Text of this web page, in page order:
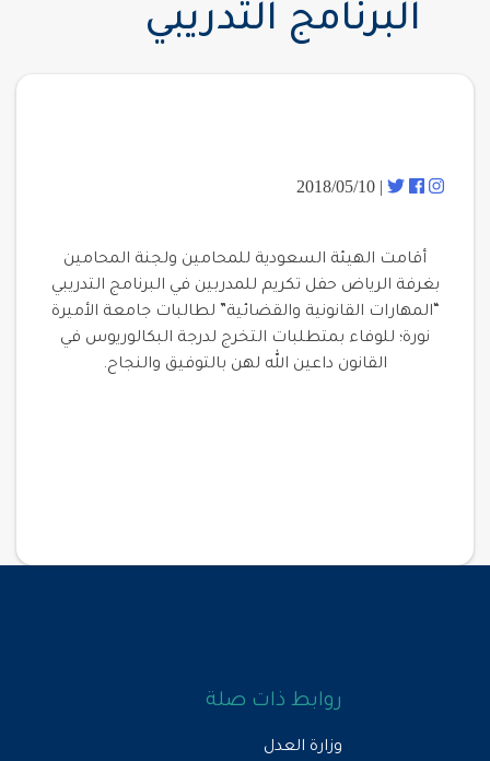
البرنامج التدريبي
| 2018/05/10
أقامت الهيئة السعودية للمحامين ولجنة المحامين
بغرفة الرياض حفل تكريم للمدربين في البرنامج التدريبي
“المهارات القانونية والقضائية” لطالبات جامعة الأميرة
نورة؛ للوفاء بمتطلبات التخرج لدرجة البكالوريوس في
القانون داعين الله لهن بالتوفيق والنجاح.
روابط ذات صلة
وزارة العدل